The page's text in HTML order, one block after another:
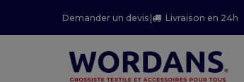
Demander un devis| Livraison en 24h